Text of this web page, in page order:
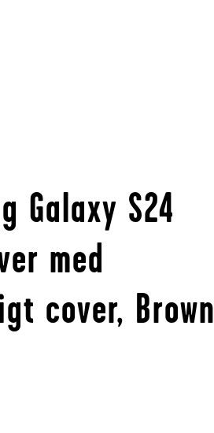
Galaxy S24
med
cover, Brown